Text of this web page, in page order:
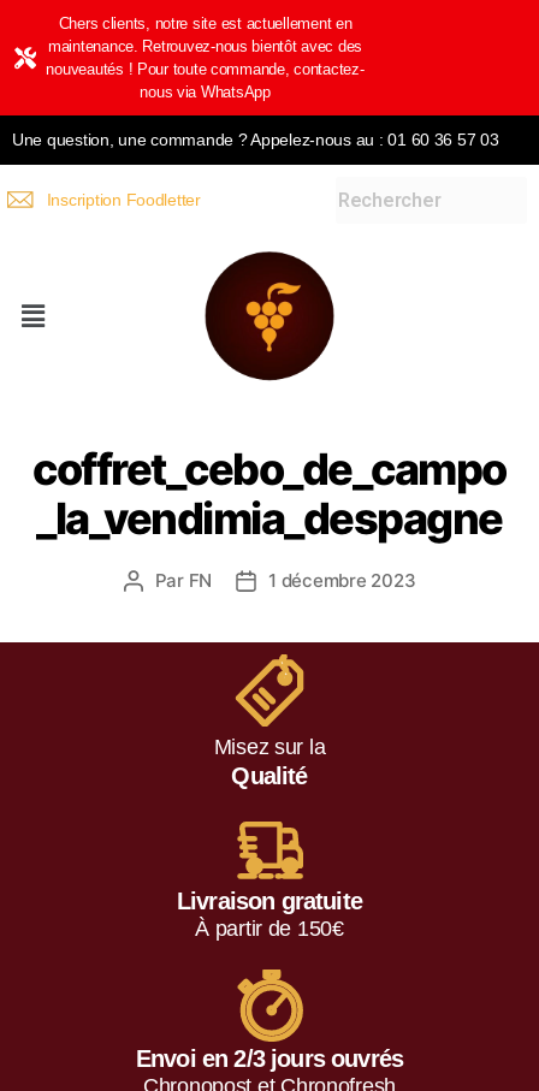
Chers clients, notre site est actuellement en
maintenance. Retrouvez-nous bientôt avec des
nouveautés ! Pour toute commande, contactez-
nous via WhatsApp
Une question, une commande ? Appelez-nous au : 01 60 36 57 03
Inscription Foodletter
coffret_cebo_de_campo
_la_vendimia_despagne
Par FN 1 décembre 2023
Misez sur la
Qualité
Livraison gratuite
À partir de 150€
Envoi en 2/3 jours ouvrés